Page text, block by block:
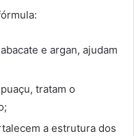
e argan, ajudam
tratam o
a estrutura dos